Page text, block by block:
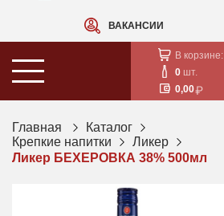
ВАКАНСИИ
В корзине:
0 шт.
0,00
Главная
Каталог
Крепкие напитки
Ликер
Ликер БЕХЕРОВКА 38% 500мл